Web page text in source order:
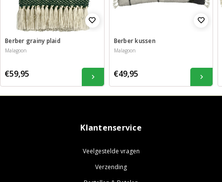
Berber grainy plaid
Malagoon
€59,95
Berber kussen
Malagoon
€49,95
Klantenservice
Veelgestelde vragen
Verzending